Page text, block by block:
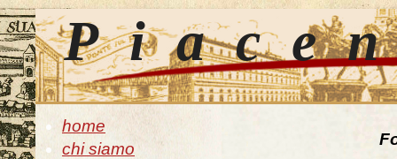
home
chi siamo